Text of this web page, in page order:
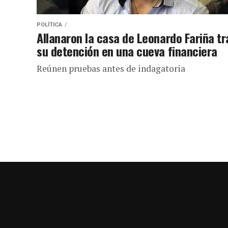
POLÍTICA
Allanaron la casa de Leonardo Fariña
su detención en una cueva financiera
Reúnen pruebas antes de indagatoria